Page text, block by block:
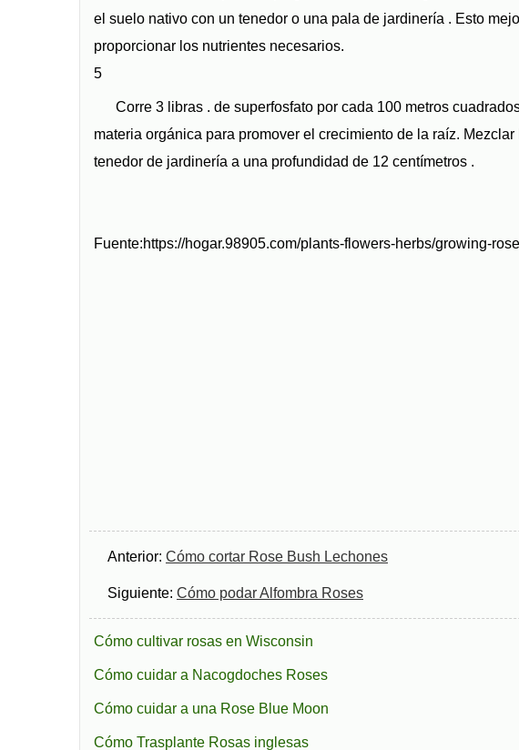
el suelo nativo con un tenedor o una pala de jardinería . Esto
proporcionar los nutrientes necesarios.
5
Corre 3 libras . de superfosfato por cada 100 metros
materia orgánica para promover el crecimiento de la raíz.
tenedor de jardinería a una profundidad de 12 centímetros .
Fuente:https://hogar.98905.com/plants-flowers-herbs/growing-
Anterior: Cómo cortar Rose Bush Lechones
Siguiente: Cómo podar Alfombra Roses
Cómo cultivar rosas en Wisconsin
Cómo cuidar a Nacogdoches Roses
Cómo cuidar a una Rose Blue Moon
Cómo Trasplante Rosas inglesas